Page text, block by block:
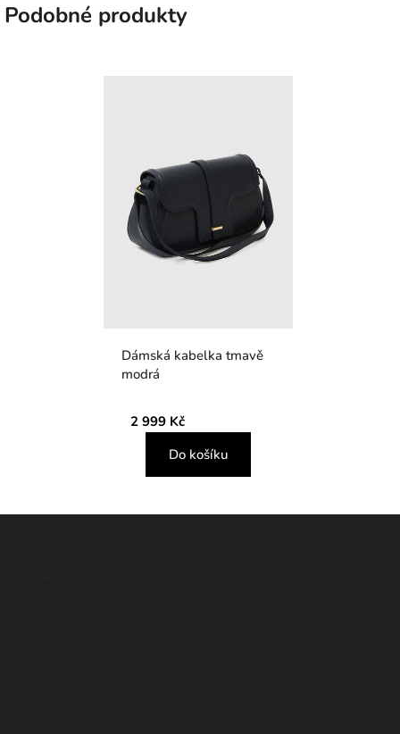
Podobné produkty
Dámská kabelka tmavě
modrá
2 999 Kč
Do košíku